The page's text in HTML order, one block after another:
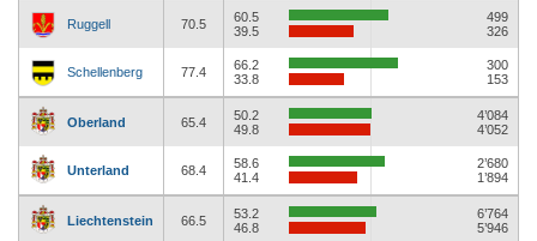
Ruggell 70.5
60.5
39.5
499
326
Schellenberg 77.4
66.2
33.8
300
153
Oberland 65.4
50.2
49.8
4’084
4’052
Unterland 68.4
58.6
41.4
2’680
1’894
Liechtenstein 66.5
53.2
46.8
6’764
5’946